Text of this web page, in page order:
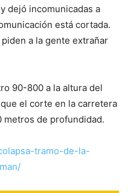
dejó incomunicadas a
está cortada.
a la gente extrañar
90-800 a la altura del
que el corte en la carretera
metros de profundidad.
tramo-de-la-